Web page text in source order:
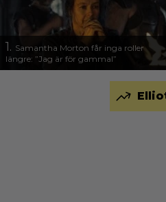
1. Samantha Morton får inga roller
längre: ”Jag är för gammal”